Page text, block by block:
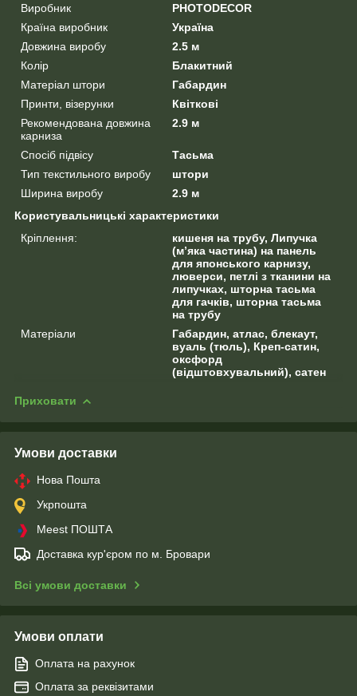
Виробник
PHOTODECOR
Країна виробник
Україна
Довжина виробу
2.5 м
Колір
Блакитний
Матеріал штори
Габардин
Принти, візерунки
Квіткові
Рекомендована довжина
карниза
2.9 м
Спосіб підвісу
Тасьма
Тип текстильного виробу
штори
Ширина виробу
2.9 м
Користувальницькі характеристики
Кріплення:
кишеня на трубу, Липучка
(м’яка частина) на панель
для японського карнизу,
люверси, петлі з тканини на
липучках, шторна тасьма
для гачків, шторна тасьма
на трубу
Матеріали
Габардин, атлас, блекаут,
вуаль (тюль), Креп-сатин,
оксфорд
(відштовхувальний), сатен
Приховати
Умови доставки
Нова Пошта
Укрпошта
Meest ПОШТА
Доставка кур'єром по м. Бровари
Всі умови доставки
Умови оплати
Оплата на рахунок
Оплата за реквізитами